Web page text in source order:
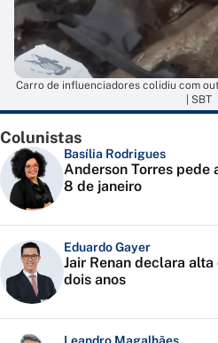
Carro de influenciadores colidiu com
| SBT
Colunistas
Basília Rodrigues
Anderson Torres pede
8 de janeiro
Eduardo Gayer
Jair Renan declara
dois anos
Leandro Magalhães